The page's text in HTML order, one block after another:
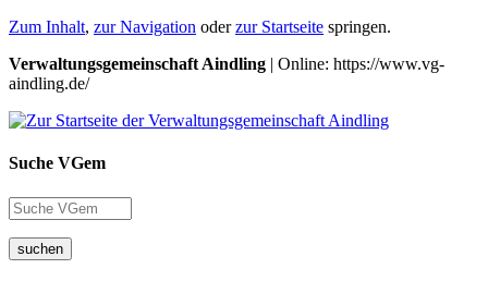
Zum Inhalt, zur Navigation oderzur Startseite springen.
Verwaltungsgemeinschaft Aindling | Online: https://www.vg-
aindling.de/
Suche VGem
suchen